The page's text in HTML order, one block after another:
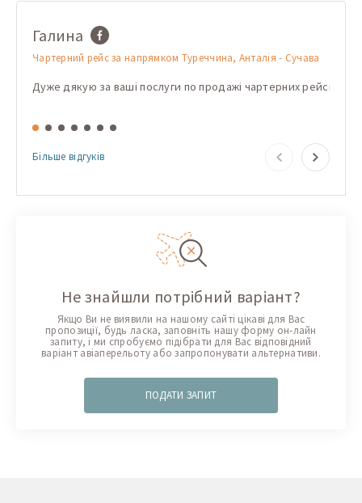
Галина
Чартерний рейс за напрямком Туреччина, Анталія - Сучава
Дуже дякую за ваші послуги по продажі чартерних рейсів!
Більше відгуків
Не знайшли потрібний варіант?
Якщо Ви не виявили на нашому сайті цікаві для Вас
пропозиції, будь ласка, заповніть нашу форму он-лайн
запиту, і ми спробуємо підібрати для Вас відповідний
варіант авіаперельоту або запропонувати альтернативи.
ПОДАТИ ЗАПИТ